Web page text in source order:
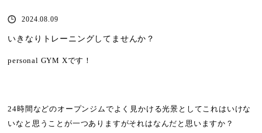
2024.08.09
いきなりトレーニングしてませんか？
personal GYM Xです！
24時間などのオープンジムでよく見かける光景としてこれはいけな
いなと思うことが一つありますがそれはなんだと思いますか？